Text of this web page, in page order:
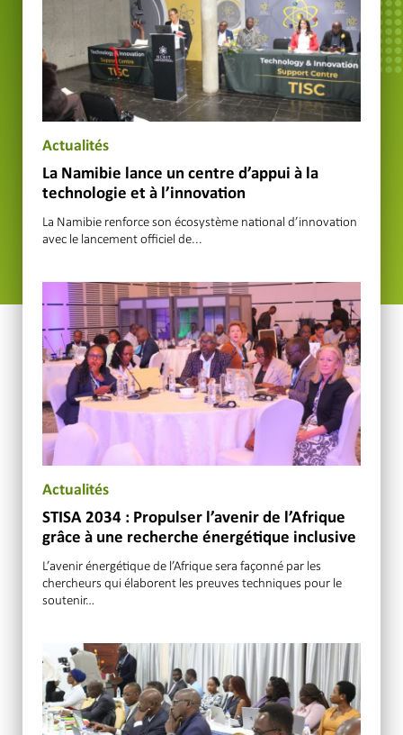
Actualités
La Namibie lance un centre d’appui à la
technologie et à l’innovation
La Namibie renforce son écosystème national d’innovation
avec le lancement officiel de...
Actualités
STISA 2034 : Propulser l’avenir de l’Afrique
grâce à une recherche énergétique inclusive
L’avenir énergétique de l’Afrique sera façonné par les
chercheurs qui élaborent les preuves techniques pour le
soutenir…